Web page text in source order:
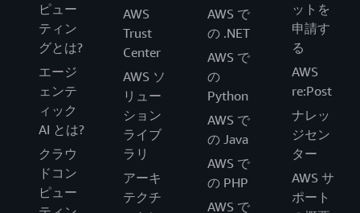
ピュー
ティン
グとは?
エージ
ェンテ
ィック
AI とは?
クラウ
ドコン
ピュー
AWS
Trust
Center
AWS ソ
リュー
ション
ライブ
ラリ
アーキ
テクチ
AWS で
の .NET
AWS で
の
Python
AWS で
の Java
AWS で
の PHP
AWS で
ットを
申請す
る
AWS
re:Post
ナレッ
ジセン
ター
AWS サ
ポート